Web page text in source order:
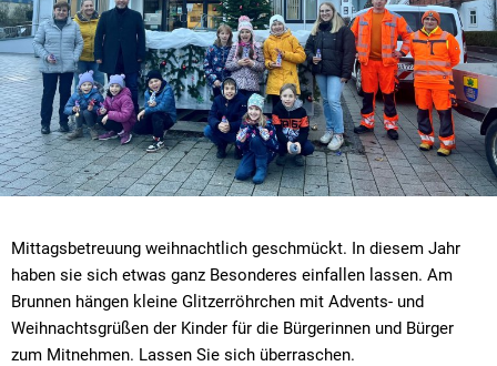
Mittagsbetreuung weihnachtlich geschmückt. In diesem Jahr
haben sie sich etwas ganz Besonderes einfallen lassen. Am
Brunnen hängen kleine Glitzerröhrchen mit Advents- und
Weihnachtsgrüßen der Kinder für die Bürgerinnen und Bürger
zum Mitnehmen. Lassen Sie sich überraschen.